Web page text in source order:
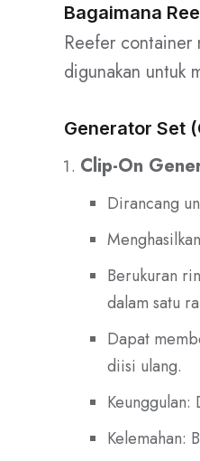
Bagaimana
Reefer container
digunakan untuk
Generator Set
Clip-On
Dirancang
Berukuran
dalam satu
Dapat
diisi ulang.
Kelemahan: